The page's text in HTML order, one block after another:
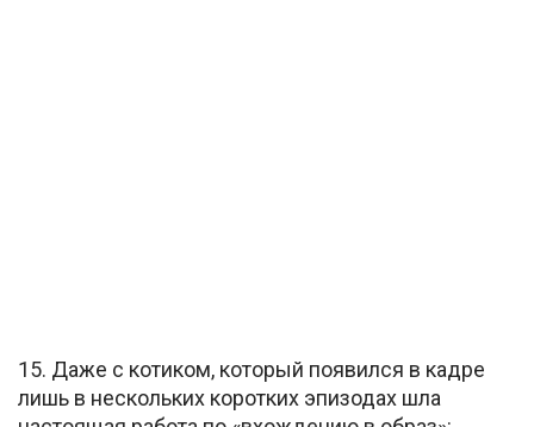
15. Даже с котиком, который появился в кадре
лишь в нескольких коротких эпизодах шла